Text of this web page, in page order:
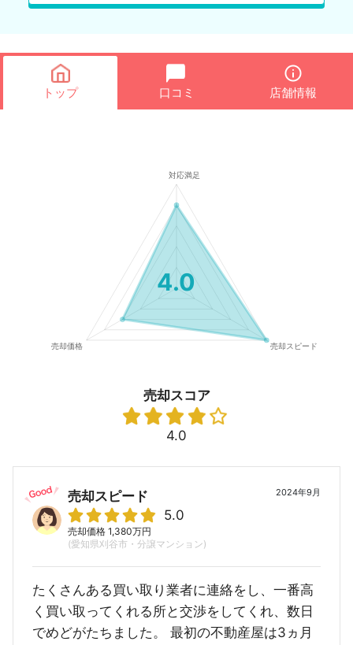
トップ 口コミ 店舗情報
4.0
売却スコア
4.0
2024年9月
売却スピード
5.0
売却価格 1,380万円
(愛知県刈谷市・分譲マンション)
たくさんある買い取り業者に連絡をし、一番高
く買い取ってくれる所と交渉をしてくれ、数日
でめどがたちました。 最初の不動産屋は3ヵ月